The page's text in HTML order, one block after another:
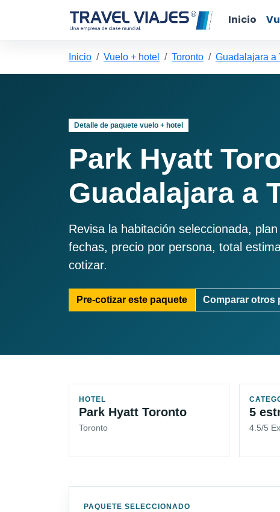
Inicio
Inicio Vuelo + hotel Toronto Guadalajara a
Detalle de paquete vuelo + hotel
Park Hyatt
Guadalajara a
Revisa la habitación seleccionada,
fechas, precio por persona, total
cotizar.
Pre-cotizar este paquete Comparar otros
HOTEL
Park Hyatt Toronto
Toronto
5
4.5/5
PAQUETE SELECCIONADO